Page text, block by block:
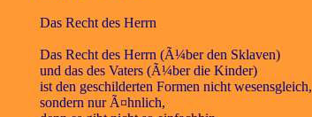
Das Recht des Herrn
Das Recht des Herrn (Ã¼ber den Sklaven)
und das des Vaters (Ã¼ber die Kinder)
ist den geschilderten Formen nicht wesensgleich,
sondern nur Ã¤hnlich,